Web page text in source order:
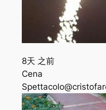
8天 之前
Cena